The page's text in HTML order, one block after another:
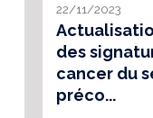
22/11/2023
des
cancer du
préco...